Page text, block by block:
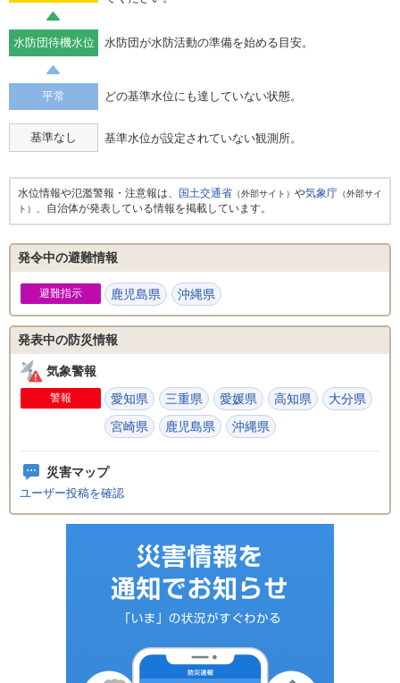
水防団待機水位 水防団が水防活動の準備を始める目安。
平常 どの基準水位にも達していない状態。
基準なし 基準水位が設定されていない観測所。
水位情報や氾濫警報・注意報は、 国土交通省 （外部サイト） や気象庁 （外部サイ
ト） 、自治体が発表している情報を掲載しています。
発令中の避難情報
避難指示 鹿児島県 沖縄県
発表中の防災情報
気象警報
警報 愛知県 三重県 愛媛県 高知県
大分県
宮崎県
鹿児島県 沖縄県
災害マップ
ユーザー投稿を確認